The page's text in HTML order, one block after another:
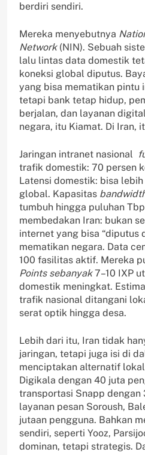
berdiri sendiri.
Mereka menyebutnya
Network (NIN). Sebuah
lalu lintas data domestik
koneksi global diputus.
yang bisa mematikan pintu
tetapi bank tetap hidup,
berjalan, dan layanan
negara, itu Kiamat. Di Iran,
Jaringan intranet nasional
trafik domestik: 70 persen
Latensi domestik: bisa
global. Kapasitas
tumbuh hingga puluhan
membedakan Iran: bukan
internet yang bisa “diputus
mematikan negara. Data
100 fasilitas aktif. Mereka
Points sebanyak7–10 IXP
domestik meningkat.
trafik nasional ditangani
serat optik hingga desa.
Lebih dari itu, Iran tidak
jaringan, tetapi juga isi di
menciptakan alternatif
Digikala dengan 40 juta
transportasi Snapp dengan
layanan pesan Soroush,
jutaan pengguna. Bahkan
sendiri, seperti Yooz,
dominan, tetapi strategis.